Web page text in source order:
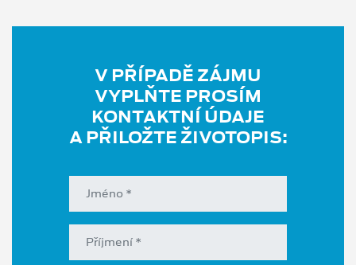
V PŘÍPADĚ ZÁJMU
VYPLŇTE PROSÍM
KONTAKTNÍ ÚDAJE
A PŘILOŽTE ŽIVOTOPIS: